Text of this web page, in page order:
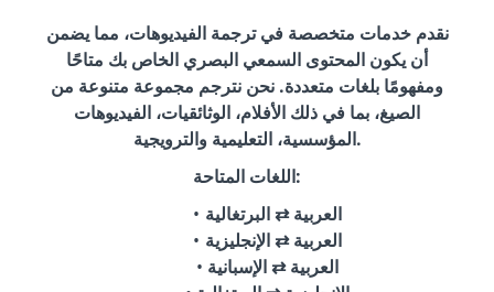
نقدم خدمات متخصصة في ترجمة الفيديوهات، مما يضمن
أن يكون المحتوى السمعي البصري الخاص بك متاحًا
ومفهومًا بلغات متعددة. نحن نترجم مجموعة متنوعة من
الصيغ، بما في ذلك الأفلام، الوثائقيات، الفيديوهات
المؤسسية، التعليمية والترويجية.
اللغات المتاحة:
العربية ⇄ البرتغالية
العربية ⇄ الإنجليزية
العربية ⇄ الإسبانية